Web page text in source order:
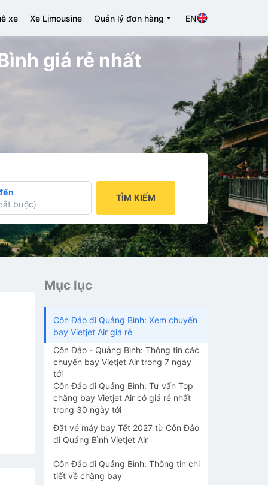
xe Xe Limousine Quản lý đơn hàng EN
giá rẻ nhất
buộc)
TÌM KIẾM
Mục lục
Côn Đảo đi Quảng Bình: Xem chuyến
bay Vietjet Air giá rẻ
Côn Đảo - Quảng Bình: Thông tin các
chuyến bay Vietjet Air trong 7 ngày
tới
Côn Đảo đi Quảng Bình: Tư vấn Top
chặng bay Vietjet Air có giá rẻ nhất
trong 30 ngày tới
Đặt vé máy bay Tết 2027 từ Côn Đảo
đi Quảng Bình Vietjet Air
Côn Đảo đi Quảng Bình: Thông tin chi
tiết về chặng bay